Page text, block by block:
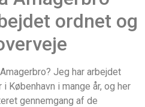
ordnet og
Jeg har arbejdet
København i mange år, og her
gennemgang af de